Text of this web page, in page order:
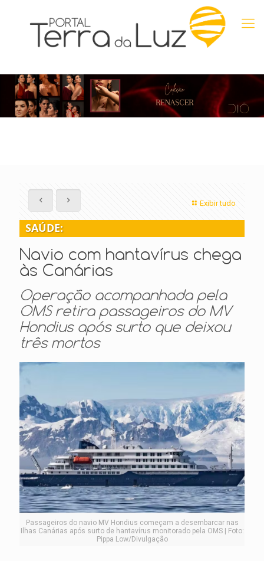
Exibir tudo
SAÚDE:
Navio com hantavírus chega
às Canárias
Operação acompanhada pela
OMS retira passageiros do MV
Hondius após surto que deixou
três mortos
Passageiros do navio MV Hondius começam a desembarcar nas
Ilhas Canárias após surto de hantavírus monitorado pela OMS | Foto:
Pippa Low/Divulgação